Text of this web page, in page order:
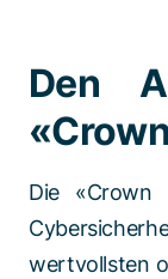
Den
Die «Crown
wertvollsten